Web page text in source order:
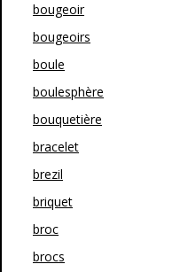
bougeoir
bougeoirs
boule
boulesphère
bouquetière
bracelet
brezil
briquet
broc
brocs